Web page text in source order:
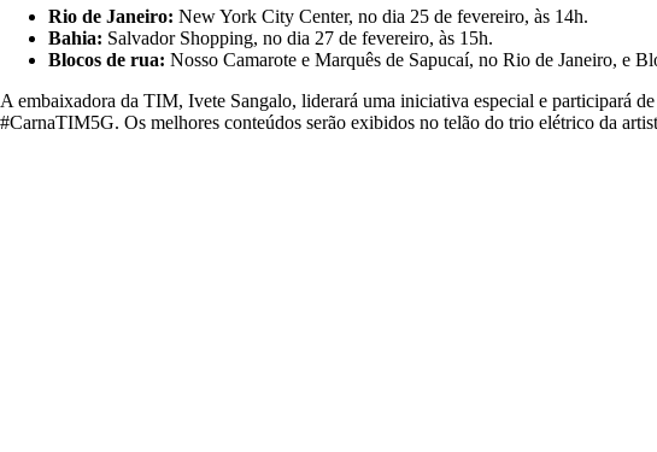
Rio de Janeiro: New York City Center, no dia 25 de fevereiro, às 14h.
Bahia: Salvador Shopping, no dia 27 de fevereiro, às 15h.
Blocos de rua: Nosso Camarote e Marquês de Sapucaí, no Rio de Janeiro, e
A embaixadora da TIM, Ivete Sangalo, liderará uma iniciativa especial e participará
#CarnaTIM5G. Os melhores conteúdos serão exibidos no telão do trio elétrico da